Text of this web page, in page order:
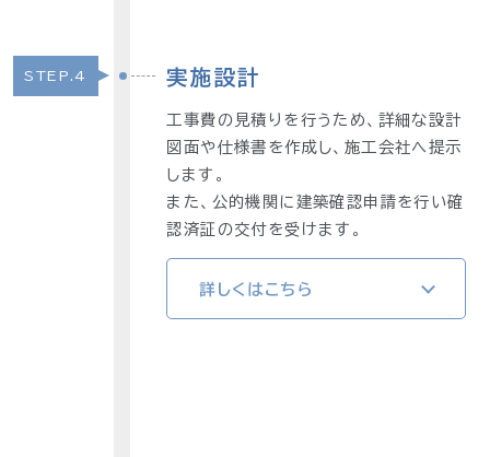
STEP.4 実施設計
工事費の見積りを行うため、詳細な設計
図面や仕様書を作成し、施工会社へ提示
します。
また、公的機関に建築確認申請を行い確
認済証の交付を受けます。
詳しくはこちら